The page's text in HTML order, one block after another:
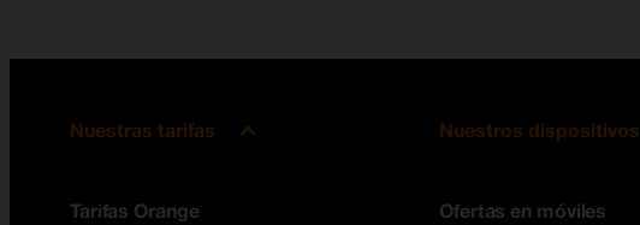
Nuestras tarifas
Tarifas Orange
Nuestros dispositivos
Ofertas en móviles